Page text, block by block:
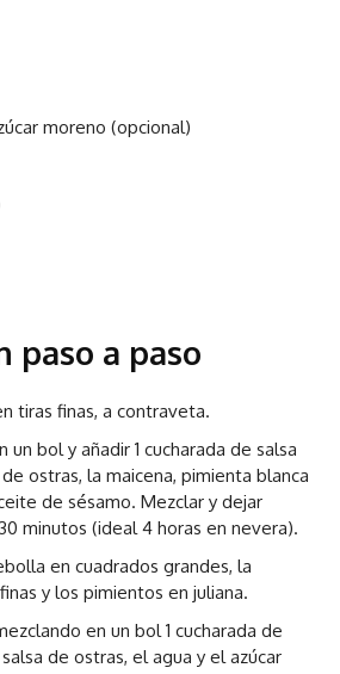
moreno (opcional)
paso a paso
tiras finas, a contraveta.
un bol y añadir 1 cucharada de salsa
ostras, la maicena, pimienta blanca
de sésamo. Mezclar y dejar
minutos (ideal 4 horas en nevera).
en cuadrados grandes, la
y los pimientos en juliana.
en un bol 1 cucharada de
de ostras, el agua y el azúcar